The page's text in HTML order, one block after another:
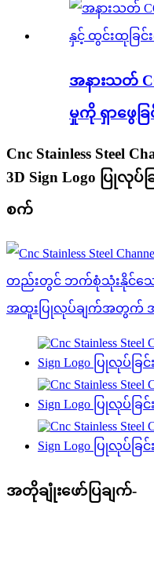
အနားသတ်
မှုကို ရှာဖွေခြ
Cnc Stainless Steel
3D Sign Logo ပြု
စက်
အတိုချုံးဖော်ပြချက်-